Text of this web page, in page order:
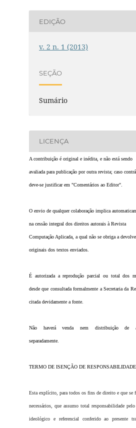
EDIÇÃO
v. 2 n. 1 (2013)
SEÇÃO
Sumário
LICENÇA
A contribuição é original e inédita, e não está sendo
avaliada para publicação por outra revista; caso
deve-se justificar em "Comentários ao Editor".
O envio de qualquer colaboração implica
na cessão integral dos direitos autorais à Revista
Computação Aplicada, a qual não se obriga a
originais dos textos enviados.
É autorizada a reprodução parcial ou total dos
desde que consultada formalmente a Secretaria da
citada devidamente a fonte.
Não haverá venda nem distribuição de
separadamente.
TERMO DE ISENÇÃO DE RESPONSABILIDADE
Esta explícito, para todos os fins de direito e que se
necessários, que assumo total responsabilidade pelo
ideológico e referencial conferido ao presente